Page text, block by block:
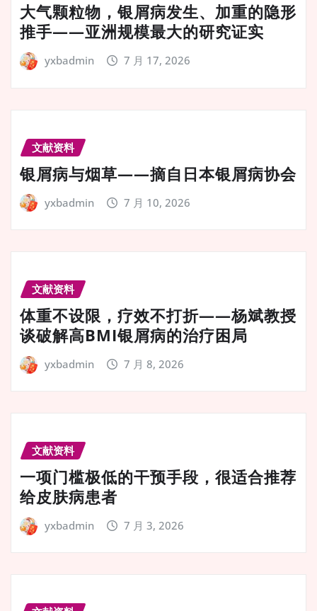
大气颗粒物，银屑病发生、加重的隐形
推手——亚洲规模最大的研究证实
yxbadmin 7 月 17, 2026
文献资料
银屑病与烟草——摘自日本银屑病协会
yxbadmin 7 月 10, 2026
文献资料
体重不设限，疗效不打折——杨斌教授
谈破解高BMI银屑病的治疗困局
yxbadmin 7 月 8, 2026
文献资料
一项门槛极低的干预手段，很适合推荐
给皮肤病患者
yxbadmin 7 月 3, 2026